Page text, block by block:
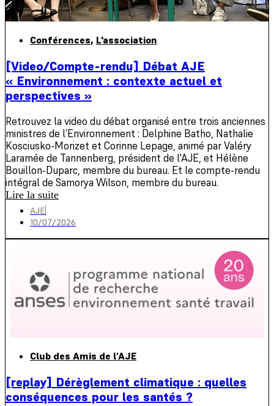
Conférences, L'association
[Video/Compte-rendu] Débat AJE
« Environnement : contexte actuel et
perspectives »
Retrouvez la video du débat organisé entre trois anciennes
ministres de l’Environnement : Delphine Batho, Nathalie
Kosciusko-Morizet et Corinne Lepage, animé par Valéry
Laramée de Tannenberg, président de l'AJE, et Hélène
Bouillon-Duparc, membre du bureau. Et le compte-rendu
intégral de Samorya Wilson, membre du bureau.
Lire la suite
AJE
10/07/2026
Club des Amis de l’AJE
[replay] Dérèglement climatique : quelles
conséquences pour les santés ?